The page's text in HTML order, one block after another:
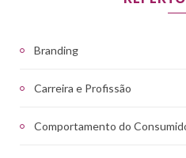
Branding
Carreira e Profissão
Comportamento do